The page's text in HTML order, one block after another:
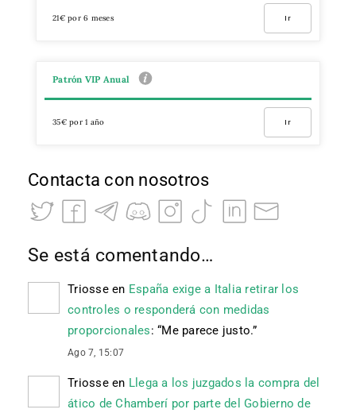
21€ por 6 meses Ir
Patrón VIP Anual
35€ por 1 año Ir
Contacta con nosotros
Se está comentando…
Triosseen España exige a Italia retirar los
controles o responderá con medidas
proporcionales: “Me parece justo.”
Ago 7, 15:07
Triosseen Llega a los juzgados la compra del
ático de Chamberí por parte del Gobierno de